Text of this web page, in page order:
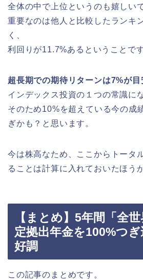
全体の中で上位というのも嬉しい
重要なのは他人と比較したランキ
く、
利回りが11.7%あるということです
超長期での期待リターンは7%が目
インデックス投資の１つの常識に
そのため10%を超えている今の成
ぎかも？と思います。
今は株高なため、ここからトータ
ることは計算に入れておいたほう
【まとめ】5年間「全
定拠出年金を100%つ
好調
この記事のまとめです。